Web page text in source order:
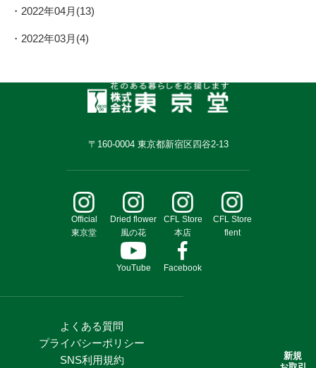
2022年04月(13)
2022年03月(4)
新規
〒160-0004 東京都新宿区四谷2-13
Official
東京堂
Dried flower
風の花
CFL Store
本店
CFL Store
flent
YouTube Facebook
よくある質問
プライバシーポリシー
SNS利用規約